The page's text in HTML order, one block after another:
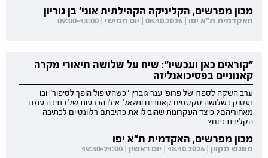
מכון מפרשים, הקליניקה הקהילתית אוני' בן גוריון
האקדמית ת"א יפו | 08.10.2026 | יום חמישי | 09:00-13:00
"קוראים כאן ועכשיו": שיח על שלושה תיאורי מקרה
קאנוניים בפסיכואנליזה
ערב השקה לספרו של פרופ' ענר גוברין "כשהטיפול הופך לסיפור" ובו
נעסוק בשלושה טקסטים קאנוניים ונשאל: אילו הכרעות של כתיבה עמדו
מאחוריהם? כיצד העקרונות שהובילו את כתיבתם רלוונטיים לכתיבה
הקלינית כיום?
מכון מפרשים, האקדמית ת"א יפו
מפגש מקוון | 18.10.2026 | יום ראשון | 19:30-21:00